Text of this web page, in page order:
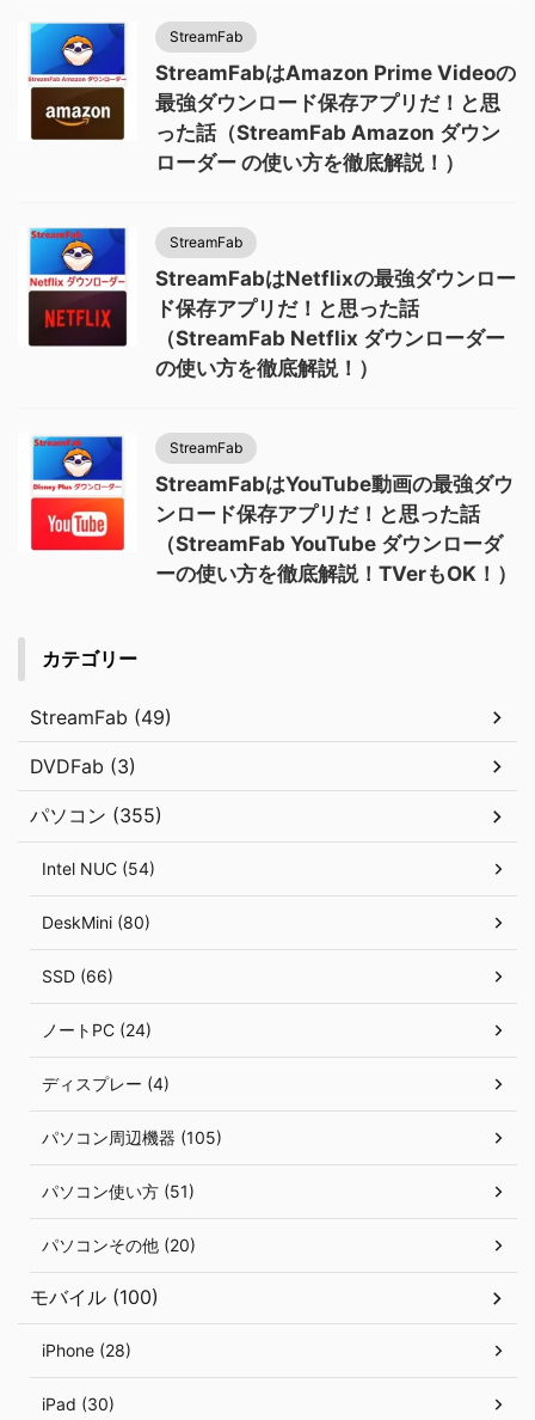
StreamFab
StreamFabはAmazon Prime Videoの
最強ダウンロード保存アプリだ！と思
った話（StreamFab Amazon ダウン
ローダー の使い方を徹底解説！）
StreamFab
StreamFabはNetflixの最強ダウンロー
ド保存アプリだ！と思った話
（StreamFab Netflix ダウンローダー
の使い方を徹底解説！）
StreamFab
StreamFabはYouTube動画の最強ダウ
ンロード保存アプリだ！と思った話
（StreamFab YouTube ダウンローダ
ーの使い方を徹底解説！TVerもOK！）
カテゴリー
StreamFab (49)
DVDFab (3)
パソコン (355)
Intel NUC (54)
DeskMini (80)
SSD (66)
ノートPC (24)
ディスプレー (4)
パソコン周辺機器 (105)
パソコン使い方 (51)
パソコンその他 (20)
モバイル (100)
iPhone (28)
iPad (30)